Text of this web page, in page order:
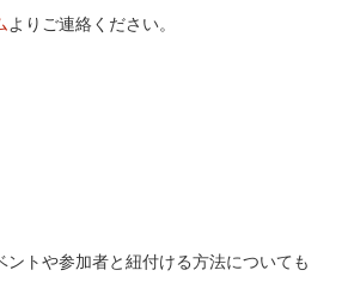
よりご連絡ください。
トや参加者と紐付ける方法についても